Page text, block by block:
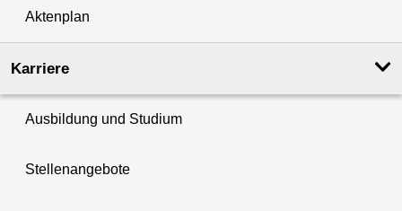
Aktenplan
Karriere
Ausbildung und Studium
Stellenangebote